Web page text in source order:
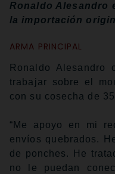
Ronaldo Alesandro
la importación
ARMA PRINCIPAL
Ronaldo Alesandro
trabajar sobre el
con su cosecha de
“Me apoyo en mi
envíos quebrados.
de ponches. He
no le puedan